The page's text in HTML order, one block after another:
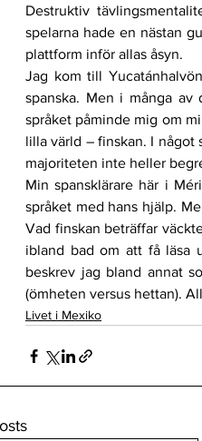
Destruktiv
spelarna hade en nästan
plattform inför allas åsyn.
Jag kom till
spanska. Men i många av
språket påminde mig om
lilla värld – finskan. I något
majoriteten inte heller
Min spansklärare här i
språket med hans hjälp.
Vad finskan beträffar
ibland bad om att få läsa
beskrev jag bland annat
(ömheten versus hettan).
Livet i Mexiko